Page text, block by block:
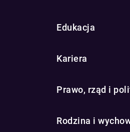
Edukacja
Kariera
Prawo, rząd i
Rodzina i